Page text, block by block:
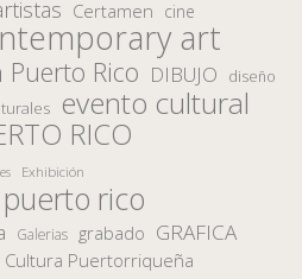
Certamen cine
art
Rico DIBUJO diseño
evento cultural
RICO
Exhibición
rico
Galerias grabado GRAFICA
Puertorriqueña